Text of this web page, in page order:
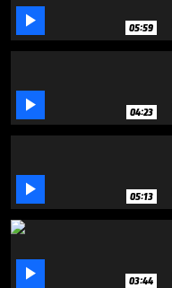
4
minutes,
27
seconds
 05:59
 04:23
 05:13
 03:44